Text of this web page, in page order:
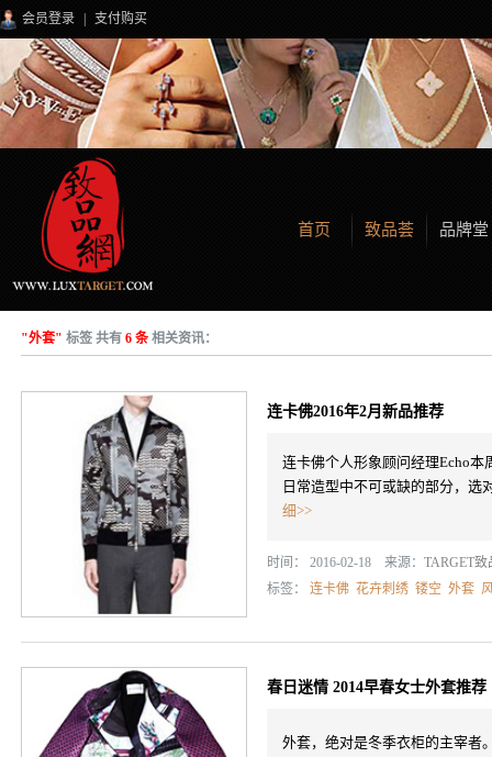
会员登录 支付购买
首页 致品荟 品牌堂
"外套" 标签 共有 6 条相关资讯：
连卡佛2016年2月新品推荐
连卡佛个人形象顾问经理Echo
日常造型中不可或缺的部分，
细>>
时间： 2016-02-18 来源： TARGET致
标签： 连卡佛 花卉刺绣 镂空 外套
春日迷情 2014早春女士外套推荐
外套，绝对是冬季衣柜的主宰者